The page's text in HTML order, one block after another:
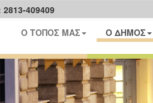
409409
Ο ΤΟΠΟΣ ΜΑΣ Ο ΔΗΜΟΣ